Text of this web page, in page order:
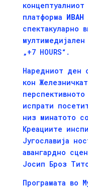
платформа ИВАН
спектакуларно
„+7 HOURS“.
Наредниот ден
кон
испрати
низ минатото
Креациите
Југославија
авангардно
Јосип Броз
Програмата во